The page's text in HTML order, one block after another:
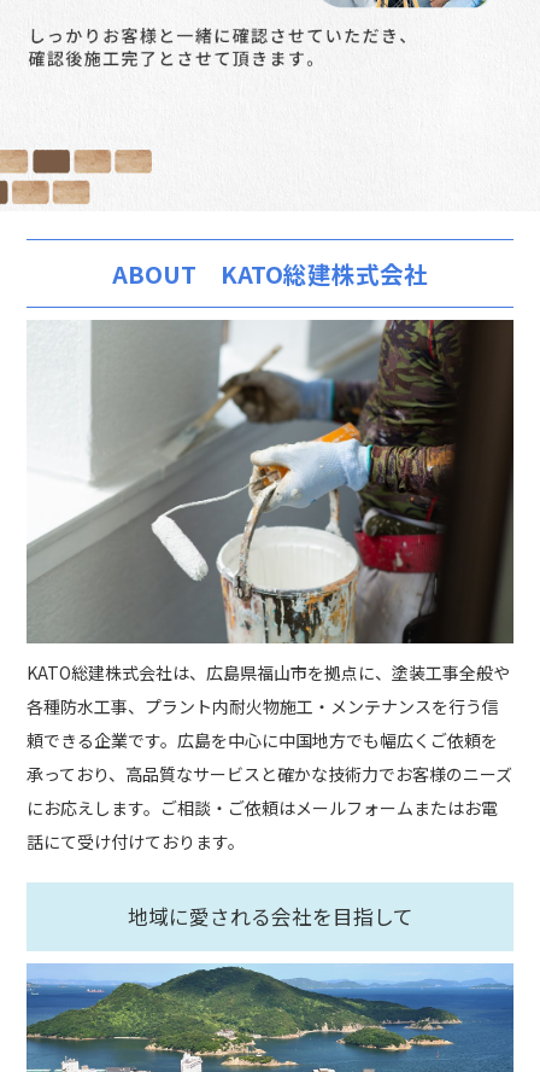
ABOUT KATO総建株式会社
KATO総建株式会社は、広島県福山市を拠点に、塗装工事全般や
各種防水工事、プラント内耐火物施工・メンテナンスを行う信
頼できる企業です。広島を中心に中国地方でも幅広くご依頼を
承っており、高品質なサービスと確かな技術力でお客様のニーズ
にお応えします。ご相談・ご依頼はメールフォームまたはお電
話にて受け付けております。
地域に愛される会社を目指して